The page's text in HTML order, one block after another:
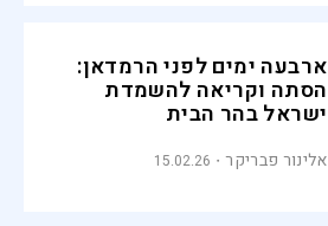
ארבעה ימים לפני הרמדאן:
הסתה וקריאה להשמדת
ישראל בהר הבית
אלינור פבריקר 15.02.26